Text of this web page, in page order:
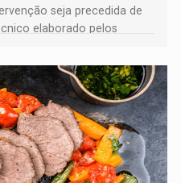
seja precedida de
elaborado pelos